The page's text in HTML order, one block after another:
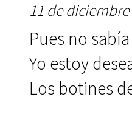
11 de diciembre
Pues no
Yo estoy
Los botines